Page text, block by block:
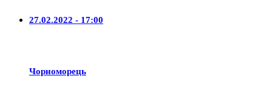
27.02.2022 - 17:00
Чорноморець